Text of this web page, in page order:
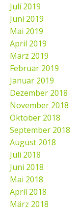
Juli 2019
Juni 2019
Mai 2019
April 2019
März 2019
Februar 2019
Januar 2019
Dezember 2018
November 2018
Oktober 2018
September 2018
August 2018
Juli 2018
Juni 2018
Mai 2018
April 2018
März 2018